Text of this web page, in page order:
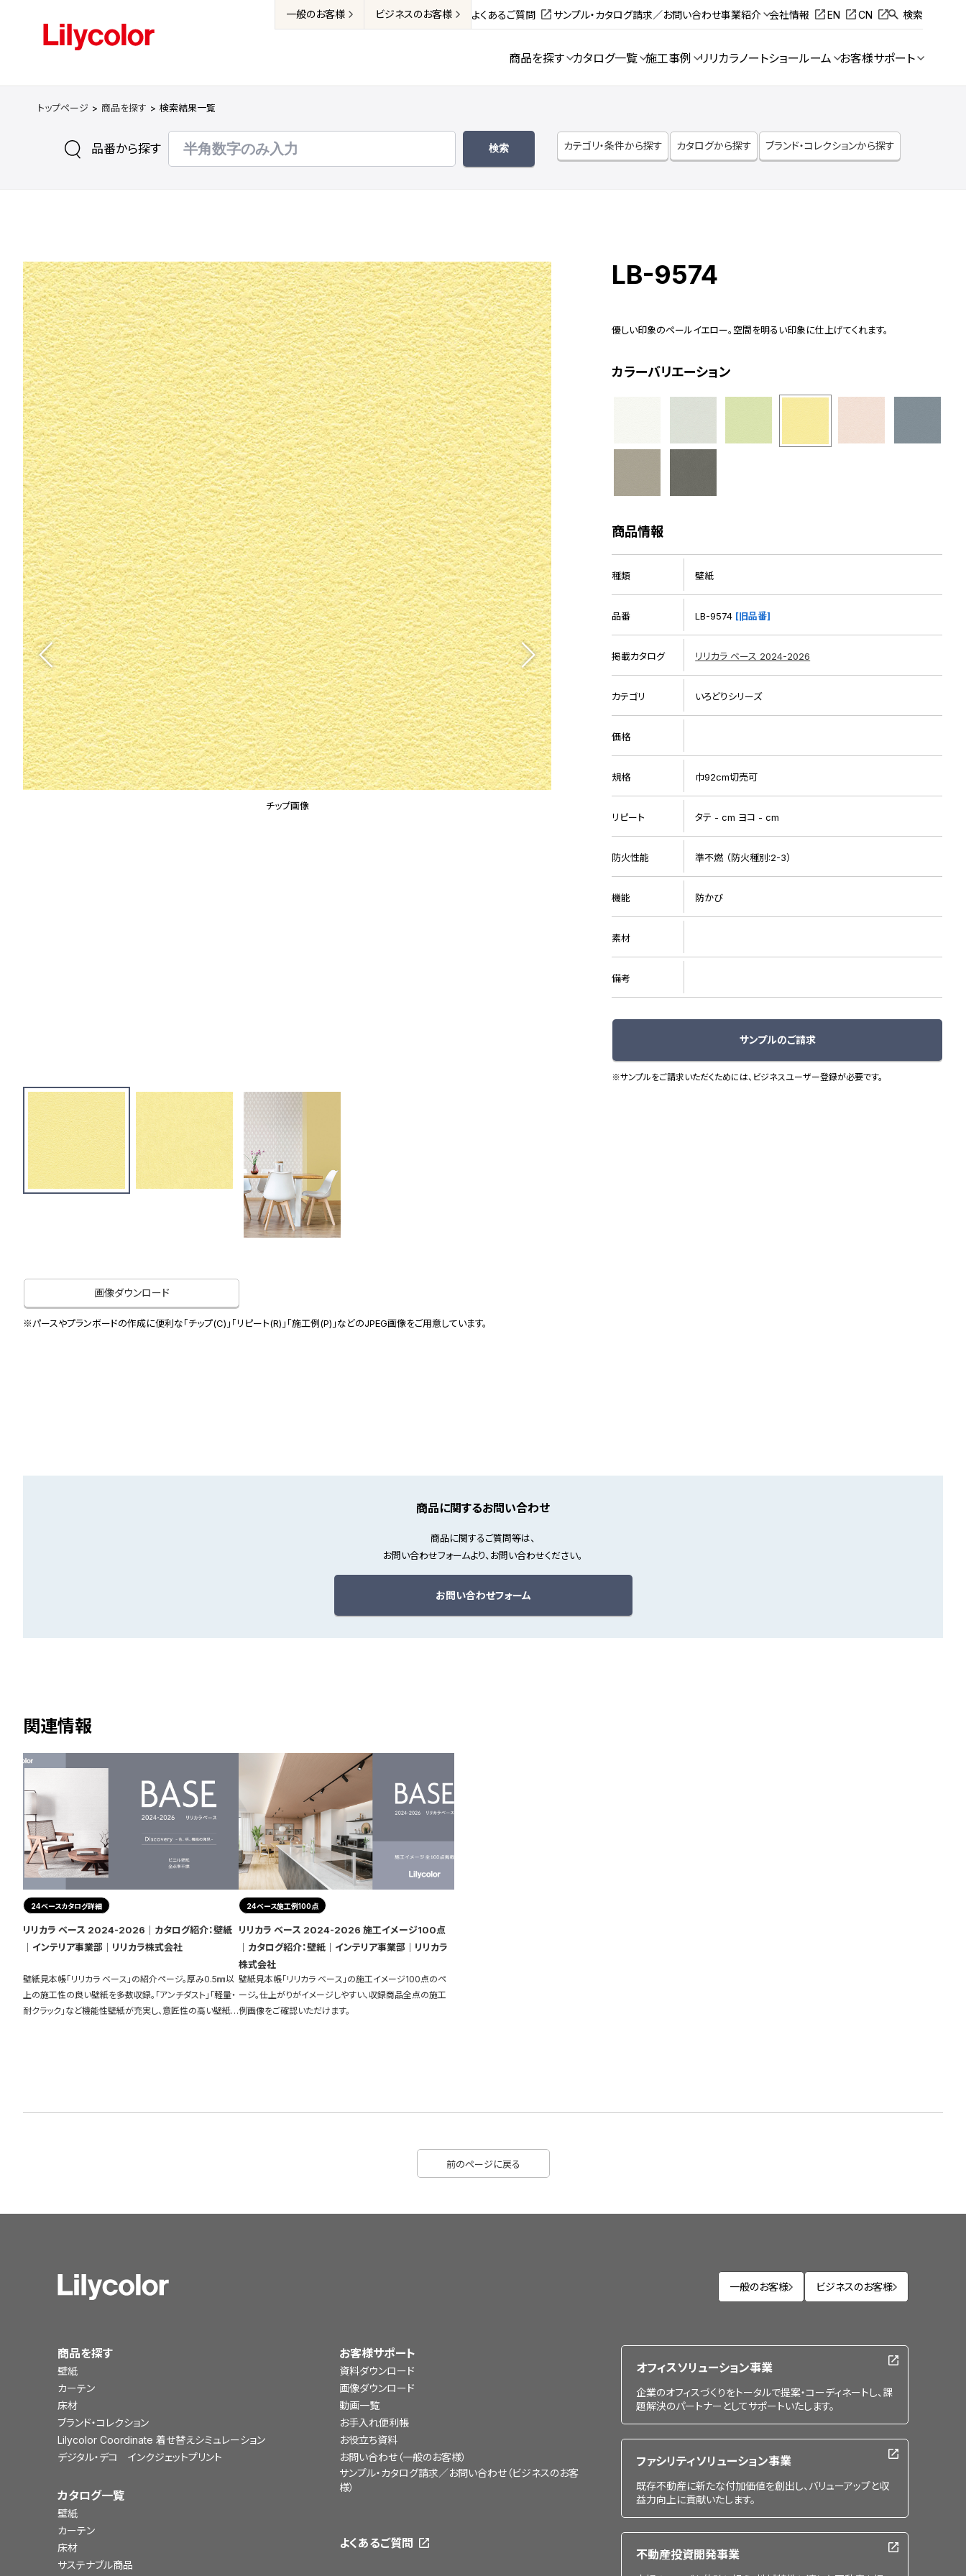
一般のお客様 ビジネスのお客様 よくあるご質問 サンプル・カタログ請求／お問い合わせ事業紹介 会社情報 EN CN 検索
商品を探す カタログ一覧 施工事例 リリカラノートショールーム お客様サポート
トップページ 商品を探す 検索結果一覧
品番から探す カテゴリ・条件から探す カタログから探す ブランド・コレクションから探す
チップ画像
画像ダウンロード
※パースやプランボードの作成に便利な「チップ(C)」「リピート(R)」「施工例(P)」などのJPEG画像をご用意しています。
LB-9574
優しい印象のペールイエロー。空間を明るい印象に仕上げてくれます。
カラーバリエーション
商品情報
種類 壁紙
品番 LB-9574 [旧品番]
掲載カタログ リリカラ ベース 2024-2026
カテゴリ いろどりシリーズ
価格
規格 巾92cm切売可
リピート タテ - cm ヨコ - cm
防火性能 準不燃 （防火種別:2-3）
機能 防かび
素材
備考
サンプルのご請求
※サンプルをご請求いただくためには、ビジネスユーザー登録が必要です。
商品に関するお問い合わせ
商品に関するご質問等は、
お問い合わせフォームより、お問い合わせください。
お問い合わせフォーム
関連情報
24ベースカタログ詳細
リリカラ ベース 2024-2026｜カタログ紹介：壁紙
｜インテリア事業部｜リリカラ株式会社
壁紙見本帳「リリカラ ベース」の紹介ページ。厚み0.5㎜以
上の施工性の良い壁紙を多数収録。「アンチダスト」「軽量・
耐クラック」など機能性壁紙が充実し、意匠性の高い壁紙も
24ベース施工例100点
リリカラ ベース 2024-2026 施工イメージ100点
｜カタログ紹介：壁紙｜インテリア事業部｜リリカラ
株式会社
壁紙見本帳「リリカラ ベース」の施工イメージ100点のペ
ージ。仕上がりがイメージしやすい、収録商品全点の施工
例画像をご確認いただけます。
前のページに戻る
一般のお客様 ビジネスのお客様
商品を探す
壁紙
カーテン
床材
ブランド・コレクション
Lilycolor Coordinate 着せ替えシミュレーション
デジタル・デコ インクジェットプリント
カタログ一覧
壁紙
カーテン
床材
サステナブル商品
お客様サポート
資料ダウンロード
画像ダウンロード
動画一覧
お手入れ便利帳
お役立ち資料
お問い合わせ（一般のお客様）
サンプル・カタログ請求／お問い合わせ（ビジネスのお客
様）
よくあるご質問
オフィスソリューション事業
企業のオフィスづくりをトータルで提案・コーディネートし、課
題解決のパートナーとしてサポートいたします。
ファシリティソリューション事業
既存不動産に新たな付加価値を創出し、バリューアップと収
益力向上に貢献いたします。
不動産投資開発事業